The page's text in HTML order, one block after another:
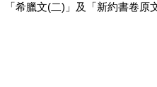
「希臘文(二) 」及「新約書卷原